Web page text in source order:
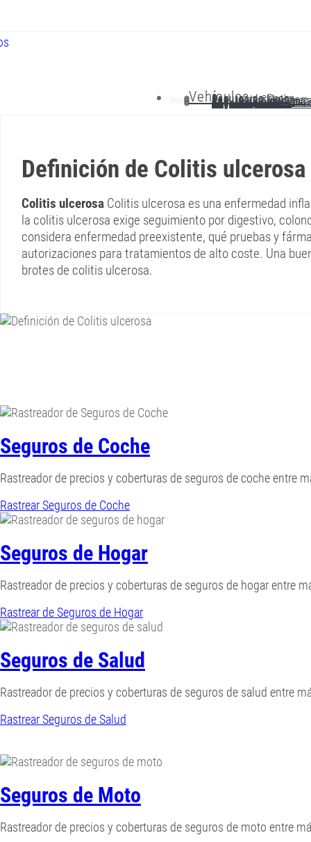
Vehículos
Seguros de Coche
Seguros de Moto
Seguro de Camiones
Seguros de
Seg. de Cabeza
Seguro de Tractor
Seguro de
Seguros por Días
Seguro de Coche
Definición de Colitis ulcerosa
Colitis ulcerosa Colitis ulcerosa es una enfermedad
la colitis ulcerosa exige seguimiento por digestivo,
considera enfermedad preexistente, qué pruebas y
autorizaciones para tratamientos de alto coste. Una
brotes de colitis ulcerosa.
Seguros de Coche
Rastreador de precios y coberturas de seguros de coche entre
Rastrear Seguros de Coche
Seguros de Hogar
Rastreador de precios y coberturas de seguros de hogar entre
Rastrear de Seguros de Hogar
Seguros de Salud
Rastreador de precios y coberturas de seguros de salud entre
Rastrear Seguros de Salud
Seguros de Moto
Rastreador de precios y coberturas de seguros de moto entre